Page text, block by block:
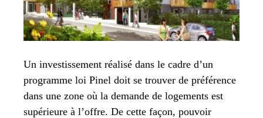
Un investissement réalisé dans le cadre d’un
programme loi Pinel doit se trouver de préférence
dans une zone où la demande de logements est
supérieure à l’offre. De cette façon, pouvoir